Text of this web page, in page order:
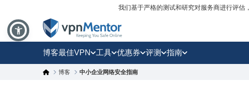
我们基于严格的测试和研究对服务商进行评估
博客最佳VPN 工具 优惠券 评测 指南
博客 中小企业网络安全指南